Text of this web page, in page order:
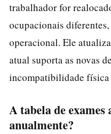
trabalhador for
ocupacionais
operacional. Ele
atual suporta as novas
incompatibilidade física
A tabela de
anualmente?